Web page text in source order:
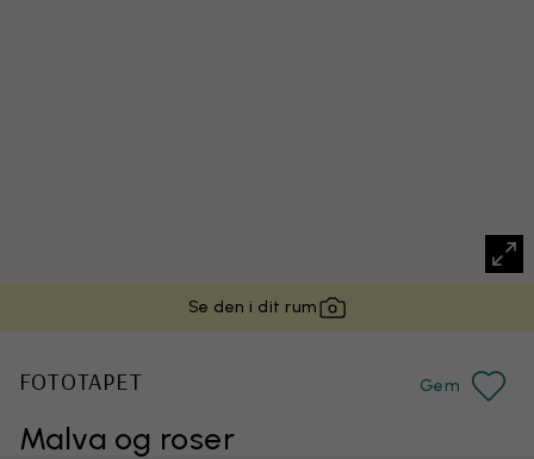
Se den i dit rum
Malva og roser
FOTOTAPET Gem